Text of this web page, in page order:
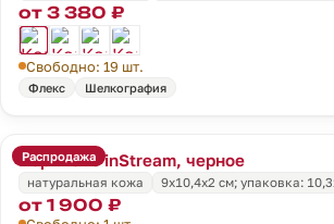
от 3 380 ₽
Свободно: 19 шт.
Флекс Шелкография
Распродажа
Портмоне inStream, черное
натуральная кожа
9х10,4х2 см; упаковка:
от 1 900 ₽